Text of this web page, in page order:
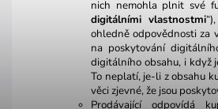
nich nemohla plnit své
digitálními vlastnostmi
ohledně odpovědnosti za
na poskytování
digitálního obsahu, i když
To neplatí, je-li z obsahu
věci zjevné, že jsou
Prodávající odpovídá